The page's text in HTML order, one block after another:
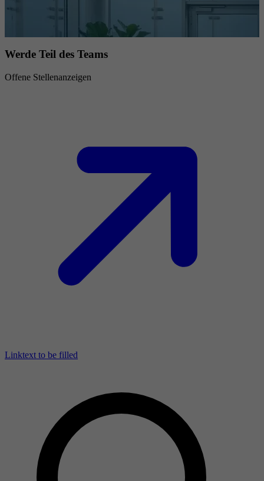
Werde Teil des Teams
Offene Stellenanzeigen
Linktext to be filled